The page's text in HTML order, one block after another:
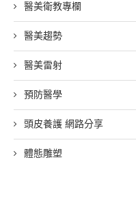
醫美衛教專欄
醫美趨勢
醫美雷射
預防醫學
頭皮養護 網路分享
體態雕塑